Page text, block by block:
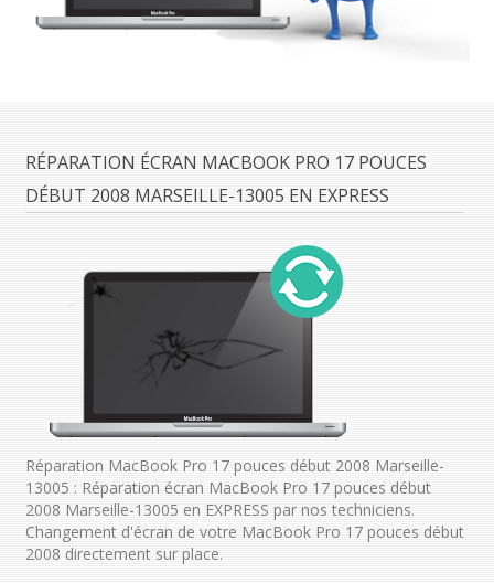
RÉPARATION ÉCRAN MACBOOK PRO 17 POUCES
DÉBUT 2008 MARSEILLE-13005 EN EXPRESS
Réparation MacBook Pro 17 pouces début 2008 Marseille-
13005 : Réparation écran MacBook Pro 17 pouces début
2008 Marseille-13005 en EXPRESS par nos techniciens.
Changement d'écran de votre MacBook Pro 17 pouces début
2008 directement sur place.